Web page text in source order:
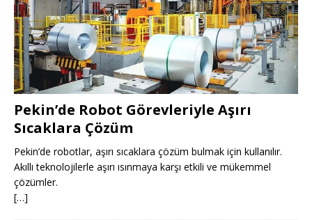
Pekin’de Robot Görevleriyle Aşırı
Sıcaklara Çözüm
Pekin’de robotlar, aşırı sıcaklara çözüm bulmak için kullanılır.
Akıllı teknolojilerle aşırı ısınmaya karşı etkili ve mükemmel
çözümler.
[…]